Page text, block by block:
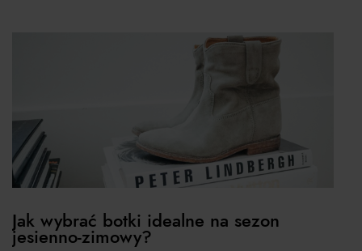
Jak wybrać botki idealne na sezon
jesienno-zimowy?